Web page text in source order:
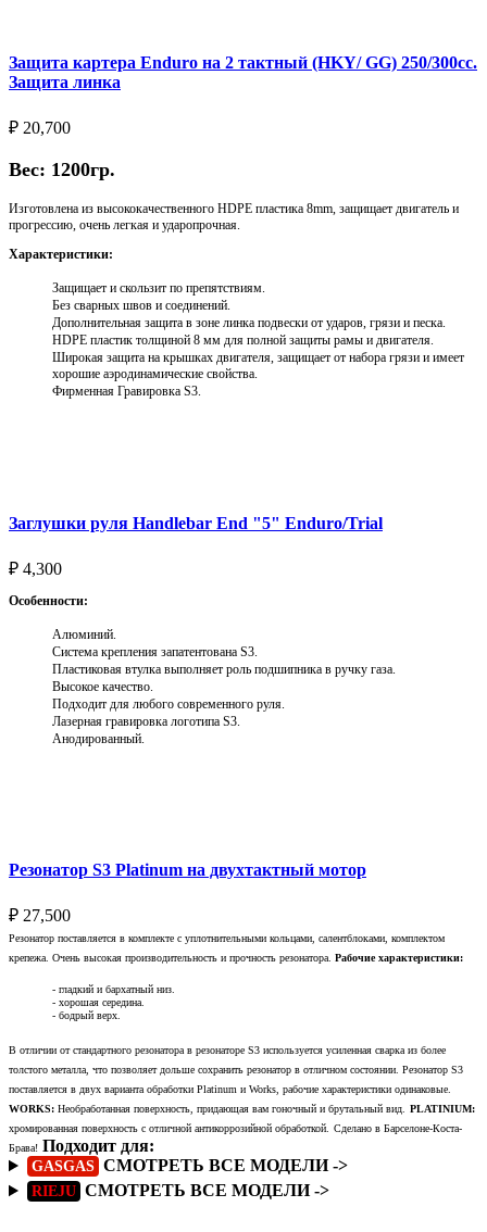
Защита картера Enduro на 2 тактный (HKY/ GG) 250/300cc.
Защита линка
₽ 20,700
Вес: 1200гр.
Изготовлена из высококачественного HDPE пластика 8mm, защищает двигатель и
прогрессию, очень легкая и ударопрочная.
Характеристики:
Защищает и скользит по препятствиям.
Без сварных швов и соединений.
Дополнительная защита в зоне линка подвески от ударов, грязи и песка.
HDPE пластик толщиной 8 мм для полной защиты рамы и двигателя.
Широкая защита на крышках двигателя, защищает от набора грязи и имеет
хорошие аэродинамические свойства.
Фирменная Гравировка S3.
Заглушки руля Handlebar End "5" Enduro/Trial
₽ 4,300
Особенности:
Алюминий.
Система крепления запатентована S3.
Пластиковая втулка выполняет роль подшипника в ручку газа.
Высокое качество.
Подходит для любого современного руля.
Лазерная гравировка логотипа S3.
Анодированный.
Резонатор S3 Platinum на двухтактный мотор
₽ 27,500
Резонатор поставляется в комплекте с уплотнительными кольцами, салентблоками, комплектом
крепежа. Очень высокая производительность и прочность резонатора. Рабочие характеристики:
- гладкий и бархатный низ.
- хорошая середина.
- бодрый верх.
В отличии от стандартного резонатора в резонаторе S3 используется усиленная сварка из более
толстого металла, что позволяет дольше сохранить резонатор в отличном состоянии. Резонатор S3
поставляется в двух варианта обработки Platinum и Works, рабочие характеристики одинаковые.
WORKS: Необработанная поверхность, придающая вам гоночный и брутальный вид. PLATINIUM:
хромированная поверхность с отличной антикоррозийной обработкой. Сделано в Барселоне-Коста-
Брава! Подходит для:
GASGAS СМОТРЕТЬ ВСЕ МОДЕЛИ ->
RIEJU СМОТРЕТЬ ВСЕ МОДЕЛИ ->